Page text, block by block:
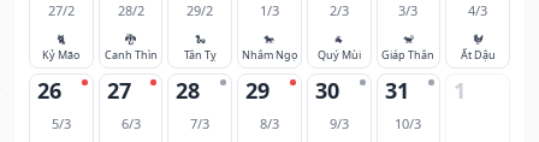
27/2
🐈
Kỷ Mão
28/2
🐉
Canh Thìn
29/2
🐍
Tân Tỵ
1/3
🐎
Nhâm Ngọ
2/3
🐐
Quý Mùi
3/3
🐒
Giáp Thân
4/3
🐓
Ất Dậu
26
5/3
27
6/3
28
7/3
29
8/3
30
9/3
31
10/3
1